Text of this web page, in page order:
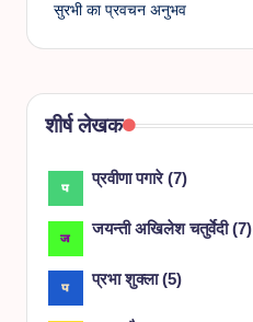
navigation
सुरभी का प्रवचन अनुभव
शीर्ष लेखक
प्रवीणा पगारे(7)
जयन्ती अखिलेश चतुर्वेदी(7)
प्रभा शुक्ला(5)